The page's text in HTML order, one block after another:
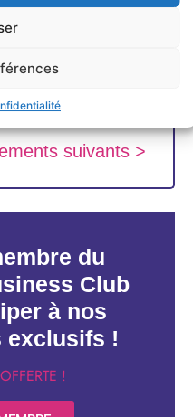
suivants >
du
Club
à nos
exclusifs !
!